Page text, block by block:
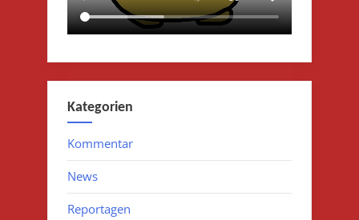
Kategorien
Kommentar
News
Reportagen